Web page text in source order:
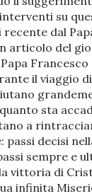
su
recente dal
articolo del
il viaggio
sta
a
passi decisi
sempre e
vittoria di
infinita